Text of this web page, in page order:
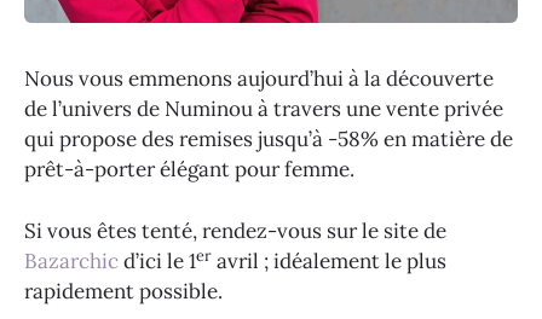
Nous vous emmenons aujourd’hui à la découverte
de l’univers de Numinou à travers une vente privée
qui propose des remises jusqu’à -58% en matière de
prêt-à-porter élégant pour femme.
Si vous êtes tenté, rendez-vous sur le site de
Bazarchicd’ici le 1er avril ; idéalement le plus
rapidement possible.